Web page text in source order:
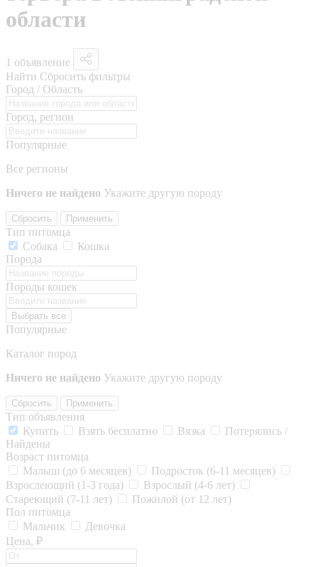
области
1 объявление
Найти Сбросить фильтры
Город / Область
Город, регион
Популярные
Все регионы
Ничего не найдено Укажите другую породу
Сбросить Применить
Тип питомца
Собака
Кошка
Порода
Породы кошек
Выбрать все
Популярные
Каталог пород
Ничего не найдено Укажите другую породу
Сбросить Применить
Тип объявления
Купить
Взять бесплатно Вязка
Потерялись /
Найдены
Возраст питомца
Малыш (до 6 месяцев)
Подросток (6-11 месяцев)
Взрослеющий (1-3 года)
Взрослый (4-6 лет)
Стареющий (7-11 лет)
Пожилой (от 12 лет)
Пол питомца
Мальчик
Девочка
Цена, ₽